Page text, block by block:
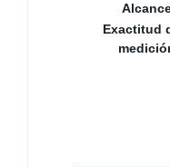
Exactitud